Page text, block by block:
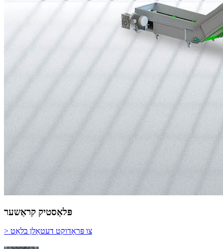
פּלאַסטיק קראַשער
> צו פּראָדוקט דעטאַלן בלאַט